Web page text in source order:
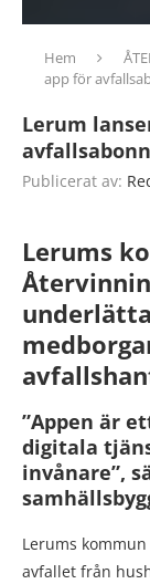
Hem
app för
Lerum
Publicerat av:
Lerums
”Appen är
digitala
invånare”,
Lerums
avfallet från